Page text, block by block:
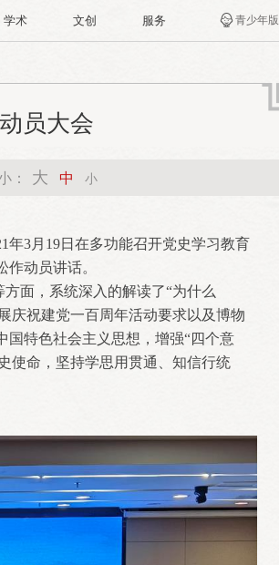
学术 文创 服务 青少年版
员大会
： 大 中 小
年3月19日在多功能召开党史学习教育
动员讲话。
面，系统深入的解读了“为什么
庆祝建党一百周年活动要求以及博物
国特色社会主义思想，增强“四个意
使命，坚持学思用贯通、知信行统